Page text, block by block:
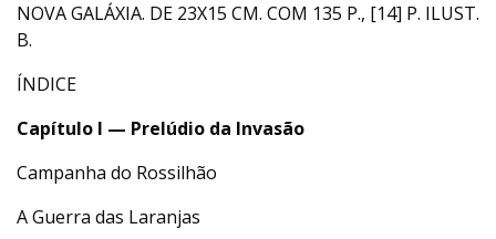
NOVA GALÁXIA. DE 23X15 CM. COM 135 P., [14] P. ILUST.
B.
ÍNDICE
Capítulo I — Prelúdio da Invasão
Campanha do Rossilhão
A Guerra das Laranjas